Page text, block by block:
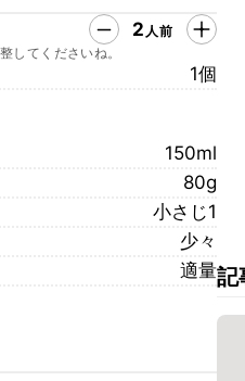
2 人前
してくださいね。
1個
150ml
80g
小さじ1
少々
適量記